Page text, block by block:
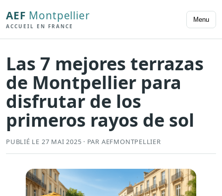
AEF Montpellier
ACCUEIL EN FRANCE
Menu
Las 7 mejores terrazas
de Montpellier para
disfrutar de los
primeros rayos de sol
PUBLIÉ LE 27 MAI 2025 · PAR AEFMONTPELLIER